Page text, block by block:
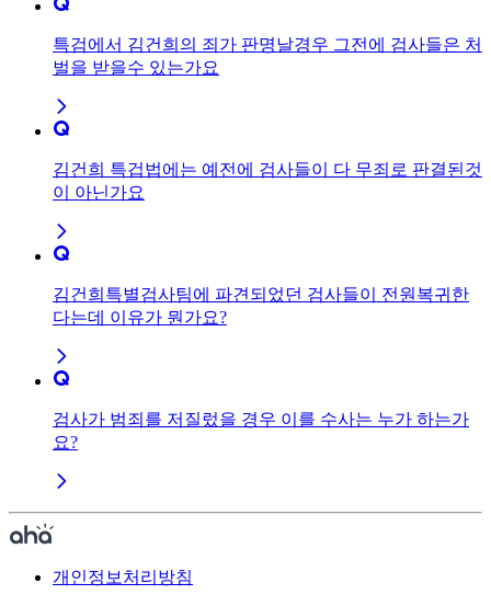
특검에서 김건희의 죄가 판명날경우 그전에 검사들은 처
벌을 받을수 있는가요
김건희 특겁법에는 예전에 검사들이 다 무죄로 판결된것
이 아닌가요
김건희특별검사팀에 파견되었던 검사들이 전원복귀한
다는데 이유가 뭔가요?
검사가 범죄를 저질렀을 경우 이를 수사는 누가 하는가
요?
개인정보처리방침